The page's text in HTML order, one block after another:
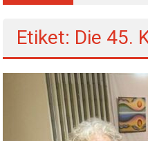
Etiket: Die 45.